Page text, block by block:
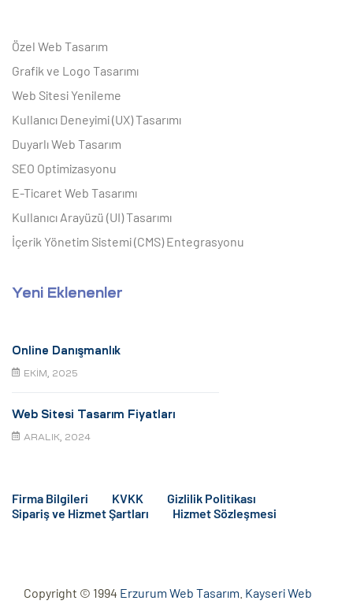
Özel Web Tasarım
Grafik ve Logo Tasarımı
Web Sitesi Yenileme
Kullanıcı Deneyimi (UX) Tasarımı
Duyarlı Web Tasarım
SEO Optimizasyonu
E-Ticaret Web Tasarımı
Kullanıcı Arayüzü (UI) Tasarımı
İçerik Yönetim Sistemi (CMS) Entegrasyonu
Yeni Eklenenler
Online Danışmanlık
EKIM, 2025
Web Sitesi Tasarım Fiyatları
ARALIK, 2024
Firma Bilgileri KVKK
Gizlilik Politikası
Sipariş ve Hizmet Şartları
Hizmet Sözleşmesi
Copyright © 1994 Erzurum Web Tasarım Kayseri Web